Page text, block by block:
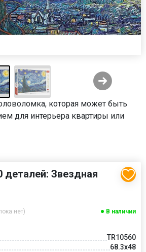
которая может быть
для интерьера квартиры или
деталей: Звездная
нет) В наличии
TR10560
68.3x48